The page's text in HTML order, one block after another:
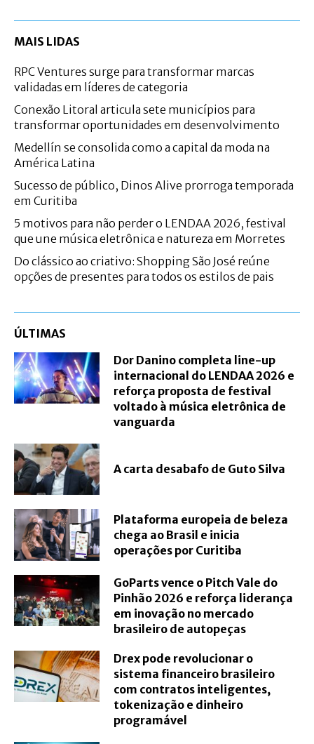
MAIS LIDAS
RPC Ventures surge para transformar marcas
validadas em líderes de categoria
Conexão Litoral articula sete municípios para
transformar oportunidades em desenvolvimento
Medellín se consolida como a capital da moda na
América Latina
Sucesso de público, Dinos Alive prorroga temporada
em Curitiba
5 motivos para não perder o LENDAA 2026, festival
que une música eletrônica e natureza em Morretes
Do clássico ao criativo: Shopping São José reúne
opções de presentes para todos os estilos de pais
ÚLTIMAS
Dor Danino completa line-up
internacional do LENDAA 2026 e
reforça proposta de festival
voltado à música eletrônica de
vanguarda
A carta desabafo de Guto Silva
Plataforma europeia de beleza
chega ao Brasil e inicia
operações por Curitiba
GoParts vence o Pitch Vale do
Pinhão 2026 e reforça liderança
em inovação no mercado
brasileiro de autopeças
Drex pode revolucionar o
sistema financeiro brasileiro
com contratos inteligentes,
tokenização e dinheiro
programável